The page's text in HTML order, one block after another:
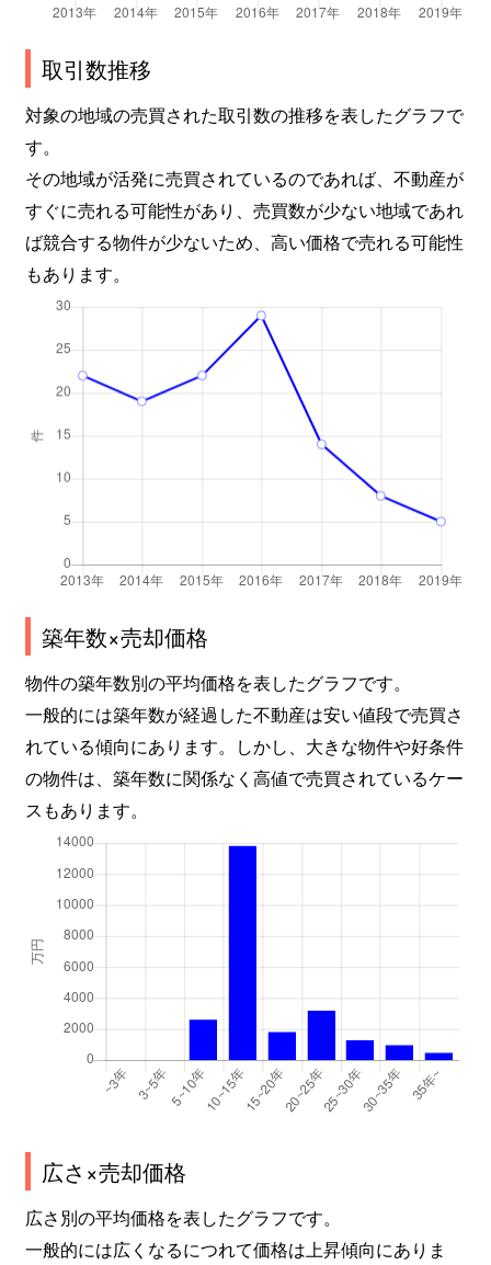
取引数推移
対象の地域の売買された取引数の推移を表したグラフで
す。
その地域が活発に売買されているのであれば、不動産が
すぐに売れる可能性があり、売買数が少ない地域であれ
ば競合する物件が少ないため、高い価格で売れる可能性
もあります。
築年数×売却価格
物件の築年数別の平均価格を表したグラフです。
一般的には築年数が経過した不動産は安い値段で売買さ
れている傾向にあります。しかし、大きな物件や好条件
の物件は、築年数に関係なく高値で売買されているケー
スもあります。
広さ×売却価格
広さ別の平均価格を表したグラフです。
一般的には広くなるにつれて価格は上昇傾向にありま